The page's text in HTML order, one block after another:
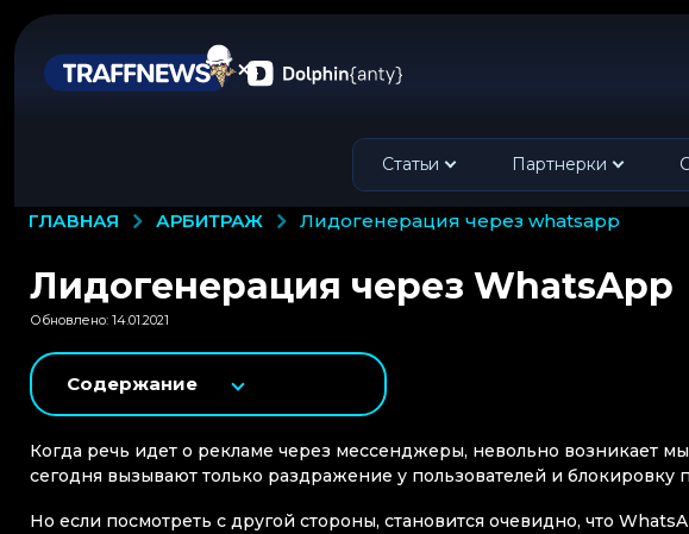
Статьи Партнерки
ГЛАВНАЯ АРБИТРАЖ лидогенерация через whatsapp
Лидогенерация через WhatsApp
Обновлено: 14.01.2021
Содержание
Когда речь идет о рекламе через мессенджеры, невольно возникает
сегодня вызывают только раздражение у пользователей и блокировку
Но если посмотреть с другой стороны, становится очевидно, что